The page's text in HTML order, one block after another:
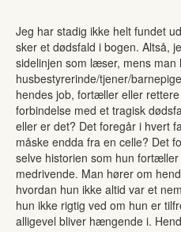
Jeg har stadig ikke helt fundet
sker et dødsfald i bogen. Altså,
sidelinjen som læser, mens man
husbestyrerinde/tjener/
hendes job, fortæller eller
forbindelse med et tragisk
eller er det? Det foregår i hvert
måske endda fra en celle? Det
selve historien som hun
medrivende. Man hører om
hvordan hun ikke altid var et
hun ikke rigtig ved om hun er
alligevel bliver hængende i.